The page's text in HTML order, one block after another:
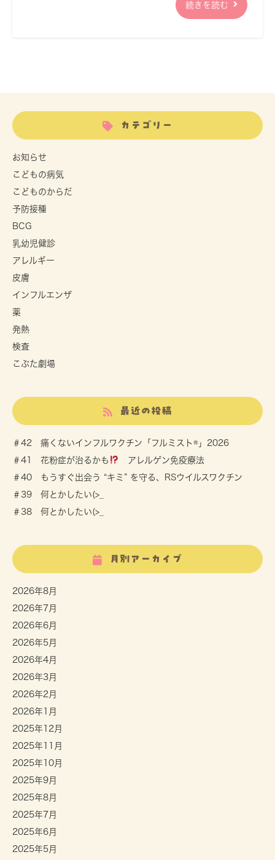
続きを読む
カテゴリー
お知らせ
こどもの病気
こどものからだ
予防接種
BCG
乳幼児健診
アレルギー
皮膚
インフルエンザ
薬
発熱
検査
こぶた劇場
最近の投稿
＃42 痛くないインフルワクチン「フルミスト®」2026
＃41 花粉症が治るかも
アレルゲン免疫療法
＃40 もうすぐ出会う “キミ” を守る、RSウイルスワクチン
＃39 何とかしたい(>_
＃38 何とかしたい(>_
月別アーカイブ
2026年8月
2026年7月
2026年6月
2026年5月
2026年4月
2026年3月
2026年2月
2026年1月
2025年12月
2025年11月
2025年10月
2025年9月
2025年8月
2025年7月
2025年6月
2025年5月